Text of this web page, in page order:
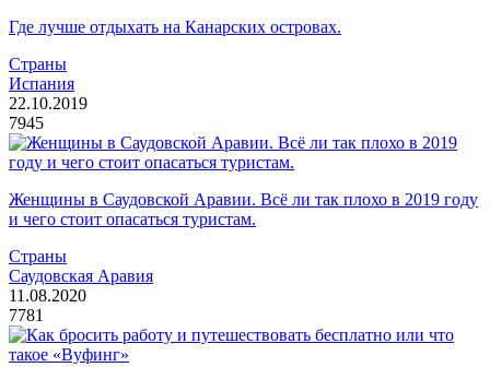
Где лучше отдыхать на Канарских островах.
Страны
Испания
22.10.2019
7945
Женщины в Саудовской Аравии. Всё ли так плохо в 2019 году
и чего стоит опасаться туристам.
Страны
Саудовская Аравия
11.08.2020
7781